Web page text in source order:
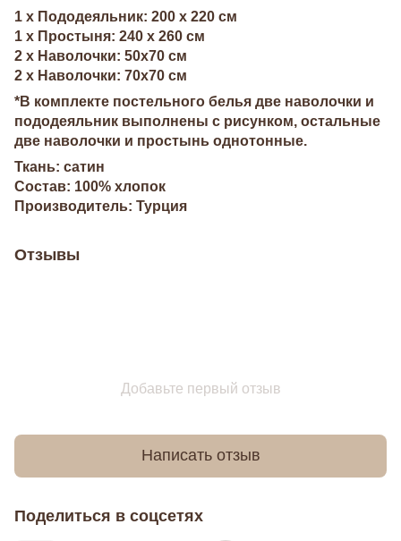
1 х Пододеяльник: 200 х 220 см
1 х Простыня: 240 х 260 см
2 х Наволочки: 50х70 см
2 х Наволочки: 70х70 см
*В комплекте постельного белья две наволочки и
пододеяльник выполнены с рисунком, остальные
две наволочки и простынь однотонные.
Ткань: сатин
Состав: 100% хлопок
Производитель: Турция
Отзывы
Добавьте первый отзыв
Написать отзыв
Поделиться в соцсетях